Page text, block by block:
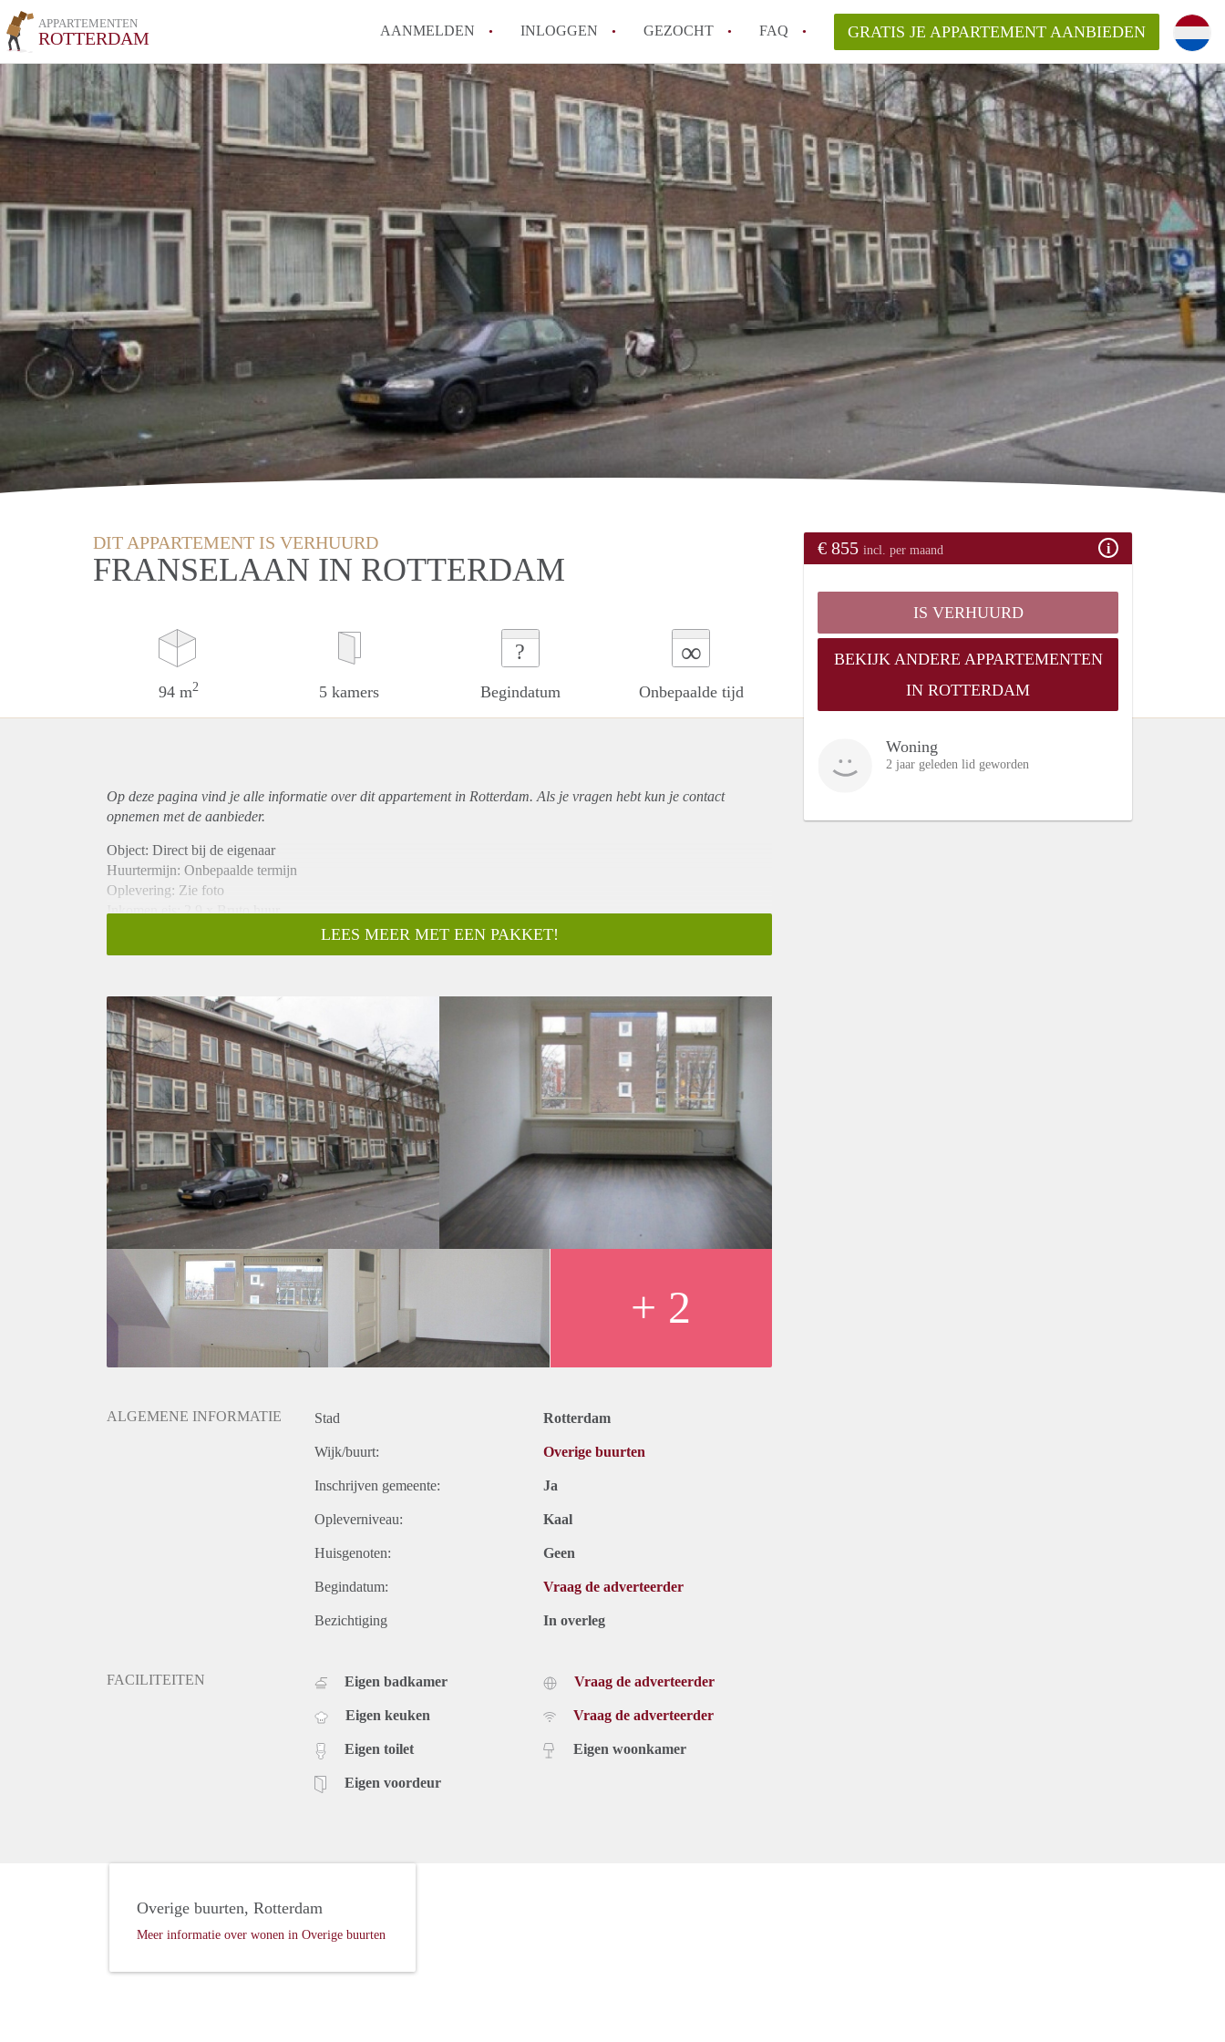
APPARTEMENTEN
ROTTERDAM AANMELDEN INLOGGEN GEZOCHT FAQ
How to translate AppartementRotterdam!
Wat is AppartementenRotterdam?
Hoeveel kost het om te reageren op een Appartement in Rotterdam?
Wat is de privacyverklaring van AppartementenRotterdam?
Berekent AppartementenRotterdam
makelaarsvergoeding/bemiddelingsvergoeding?
Alle veelgestelde vragen
GRATIS JE APPARTEMENT AANBIEDEN
DIT APPARTEMENT IS VERHUURD
FRANSELAAN IN ROTTERDAM
94 m2 5 kamers
?
Begindatum
∞
Onbepaalde tijd
€ 855 incl. per maand
IS VERHUURD
BEKIJK ANDERE APPARTEMENTEN
IN ROTTERDAM
Woning
2 jaar geleden lid geworden
Op deze pagina vind je alle informatie over ditappartementin Rotterdam. Als je vragen hebt kun je contact
opnemen met de aanbieder.
Object: Direct bij de eigenaar
Huurtermijn: Onbepaalde termijn
Oplevering: Zie foto
Inkomen eis: 2,9 x Bruto huur
Borg: 1 Maand
Huisdieren toegestaan: Afhankelijk van de Eigenaar
Huurtoeslag grens: Nee
Geschikt voor studenten: Afhankelijk van de Eigenaar
LEES MEER MET EEN PAKKET!
+ 2
ALGEMENE INFORMATIE Stad Rotterdam
Wijk/buurt: Overige buurten
Inschrijven gemeente: Ja
Opleverniveau: Kaal
Huisgenoten: Geen
Begindatum: Vraag de adverteerder
Bezichtiging In overleg
FACILITEITEN Eigen badkamer
Eigen keuken
Eigen toilet
Eigen voordeur
Vraag de adverteerder
Vraag de adverteerder
Eigen woonkamer
Overige buurten, Rotterdam
Meer informatie over wonen in Overige buurten